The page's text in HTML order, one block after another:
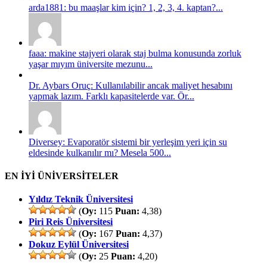
arda1881: bu maaşlar kim için? 1, 2, 3, 4. kaptan?...
faaa: makine stajyeri olarak staj bulma konusunda zorluk
yaşar mıyım üniversite mezunu...
Dr. Aybars Oruç: Kullanılabilir ancak maliyet hesabını
yapmak lazım. Farklı kapasitelerde var. Ör...
Diversey: Evaporatör sistemi bir yerleşim yeri için su
eldesinde kulkanılır mı? Mesela 500...
EN İYİ ÜNİVERSİTELER
Yıldız Teknik Üniversitesi
(Oy: 115 Puan: 4,38)
Piri Reis Üniversitesi
(Oy: 167 Puan: 4,37)
Dokuz Eylül Üniversitesi
(Oy: 25 Puan: 4,20)